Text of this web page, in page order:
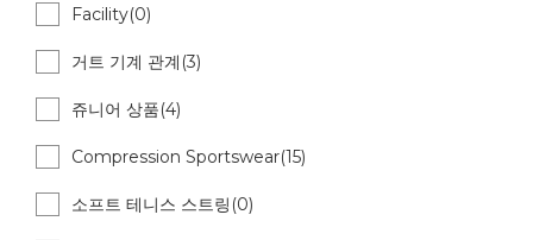
Facility(0)
거트 기계 관계(3)
쥬니어 상품(4)
Compression Sportswear(15)
소프트 테니스 스트링(0)